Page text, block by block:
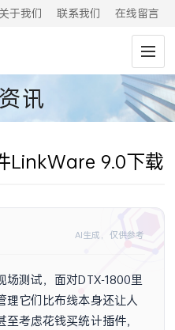
关于我们 联系我们 在线留言
讯
LinkWare 9.0下载
AI生成，仅供参考
场测试，面对DTX-1800里
理它们比布线本身还让人
考虑花钱买统计插件，